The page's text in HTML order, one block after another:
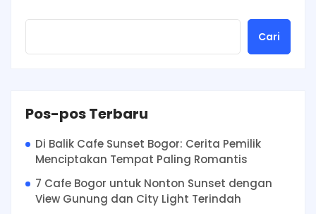
Cari
Pos-pos Terbaru
Di Balik Cafe Sunset Bogor: Cerita Pemilik
Menciptakan Tempat Paling Romantis
7 Cafe Bogor untuk Nonton Sunset dengan
View Gunung dan City Light Terindah